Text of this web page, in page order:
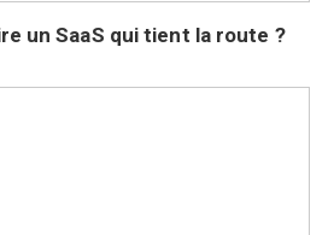
un SaaS qui tient la route ?